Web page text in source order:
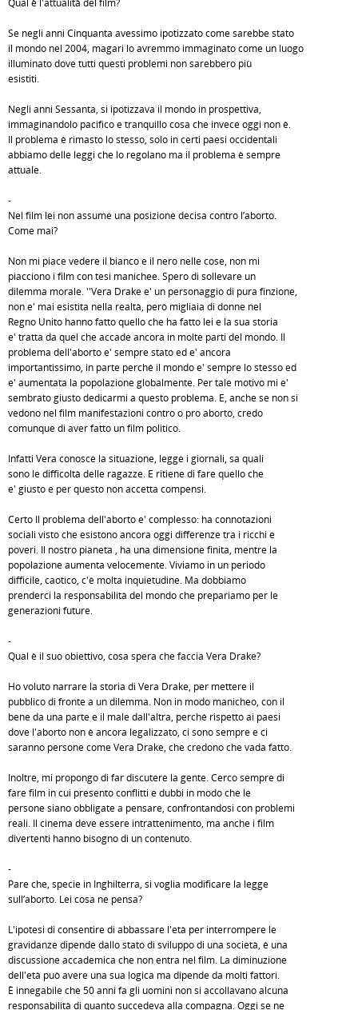
Qual è l'attualità del film?
Se negli anni Cinquanta avessimo ipotizzato come sarebbe stato
il mondo nel 2004, magari lo avremmo immaginato come un luogo
illuminato dove tutti questi problemi non sarebbero più
esistiti.
Negli anni Sessanta, si ipotizzava il mondo in prospettiva,
immaginandolo pacifico e tranquillo cosa che invece oggi non è.
Il problema è rimasto lo stesso, solo in certi paesi occidentali
abbiamo delle leggi che lo regolano ma il problema è sempre
attuale.
-
Nel film lei non assume una posizione decisa contro l’aborto.
Come mai?
Non mi piace vedere il bianco e il nero nelle cose, non mi
piacciono i film con tesi manichee. Spero di sollevare un
dilemma morale. ''Vera Drake e' un personaggio di pura finzione,
non e' mai esistita nella realtà, però migliaia di donne nel
Regno Unito hanno fatto quello che ha fatto lei e la sua storia
e' tratta da quel che accade ancora in molte parti del mondo. Il
problema dell'aborto e' sempre stato ed e' ancora
importantissimo, in parte perché il mondo e' sempre lo stesso ed
e' aumentata la popolazione globalmente. Per tale motivo mi e'
sembrato giusto dedicarmi a questo problema. E, anche se non si
vedono nel film manifestazioni contro o pro aborto, credo
comunque di aver fatto un film politico.
Infatti Vera conosce la situazione, legge i giornali, sa quali
sono le difficoltà delle ragazze. E ritiene di fare quello che
e' giusto e per questo non accetta compensi.
Certo Il problema dell'aborto e' complesso: ha connotazioni
sociali visto che esistono ancora oggi differenze tra i ricchi e
poveri. Il nostro pianeta , ha una dimensione finita, mentre la
popolazione aumenta velocemente. Viviamo in un periodo
difficile, caotico, c'è molta inquietudine. Ma dobbiamo
prenderci la responsabilità del mondo che prepariamo per le
generazioni future.
-
Qual è il suo obiettivo, cosa spera che faccia Vera Drake?
Ho voluto narrare la storia di Vera Drake, per mettere il
pubblico di fronte a un dilemma. Non in modo manicheo, con il
bene da una parte e il male dall'altra, perché rispetto ai paesi
dove l'aborto non è ancora legalizzato, ci sono sempre e ci
saranno persone come Vera Drake, che credono che vada fatto.
Inoltre, mi propongo di far discutere la gente. Cerco sempre di
fare film in cui presento conflitti e dubbi in modo che le
persone siano obbligate a pensare, confrontandosi con problemi
reali. Il cinema deve essere intrattenimento, ma anche i film
divertenti hanno bisogno di un contenuto.
-
Pare che, specie in Inghilterra, si voglia modificare la legge
sull’aborto. Lei cosa ne pensa?
L'ipotesi di consentire di abbassare l'età per interrompere le
gravidanze dipende dallo stato di sviluppo di una società, è una
discussione accademica che non entra nel film. La diminuzione
dell'età può avere una sua logica ma dipende da molti fattori.
È innegabile che 50 anni fa gli uomini non si accollavano alcuna
responsabilità di quanto succedeva alla compagna. Oggi se ne